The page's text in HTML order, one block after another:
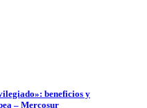
beneficios y
– Mercosur